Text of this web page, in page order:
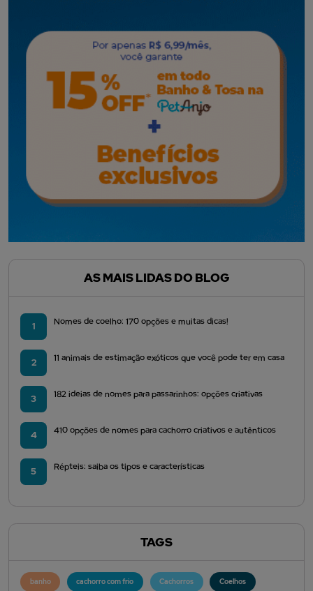
AS MAIS LIDAS DO BLOG
1 Nomes de coelho: 170 opções e muitas dicas!
2 11 animais de estimação exóticos que você pode ter em casa
3 182 ideias de nomes para passarinhos: opções criativas
4 410 opções de nomes para cachorro criativos e autênticos
5 Répteis: saiba os tipos e características
TAGS
banho cachorro com frio Cachorros Coelhos